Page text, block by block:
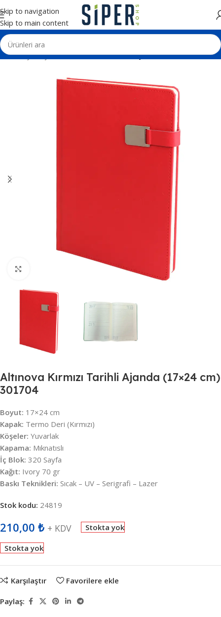
Skip to navigation
Skip to main content
Ana Sayfa Ajanda ve Defterler Tarihli Ajandalar
Altınova Kırmızı Tarihli Ajanda (17×24 cm)
301704
Boyut: 17×24 cm
Kapak: Termo Deri (Kırmızı)
Köşeler: Yuvarlak
Kapama: Mıknatıslı
İç Blok: 320 Sayfa
Kağıt: Ivory 70 gr
Baskı Teknikleri: Sıcak – UV – Serigrafi – Lazer
Stok kodu: 24819
210,00 ₺ + KDV Stokta yok
Stokta yok
Karşılaştır Favorilere ekle
Paylaş: